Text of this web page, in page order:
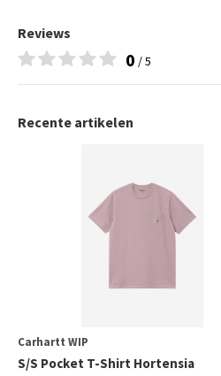
Reviews
0 / 5
Recente artikelen
Carhartt WIP
S/S Pocket T-Shirt Hortensia